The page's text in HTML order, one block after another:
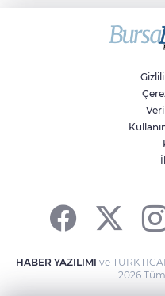
Savaşların
doğa ve
HABER YAZILIMI ve
2026 Tüm